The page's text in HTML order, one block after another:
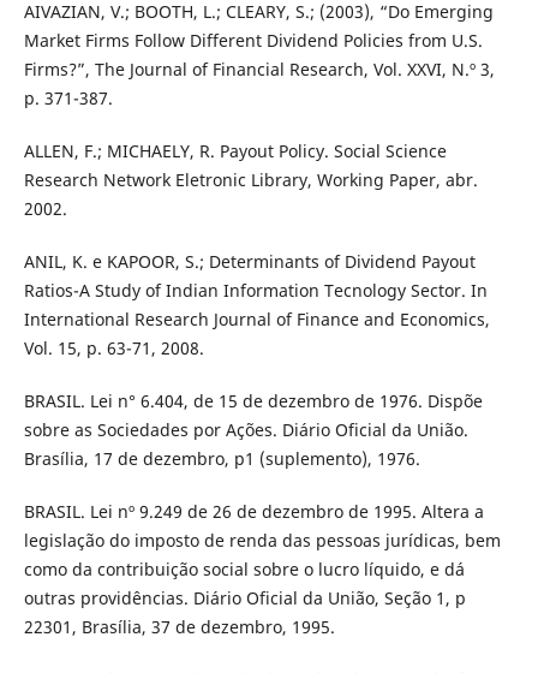
AIVAZIAN, V.; BOOTH, L.; CLEARY, S.; (2003), “Do Emerging
Market Firms Follow Different Dividend Policies from U.S.
Firms?”, The Journal of Financial Research, Vol. XXVI, N.º 3,
p. 371-387.
ALLEN, F.; MICHAELY, R. Payout Policy. Social Science
Research Network Eletronic Library, Working Paper, abr.
2002.
ANIL, K. e KAPOOR, S.; Determinants of Dividend Payout
Ratios-A Study of Indian Information Tecnology Sector. In
International Research Journal of Finance and Economics,
Vol. 15, p. 63-71, 2008.
BRASIL. Lei n° 6.404, de 15 de dezembro de 1976. Dispõe
sobre as Sociedades por Ações. Diário Oficial da União.
Brasília, 17 de dezembro, p1 (suplemento), 1976.
BRASIL. Lei nº 9.249 de 26 de dezembro de 1995. Altera a
legislação do imposto de renda das pessoas jurídicas, bem
como da contribuição social sobre o lucro líquido, e dá
outras providências. Diário Oficial da União, Seção 1, p
22301, Brasília, 37 de dezembro, 1995.